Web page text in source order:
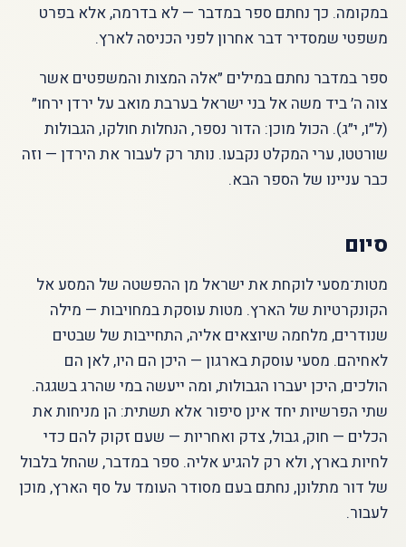
במקומה. כך נחתם ספר במדבר — לא בדרמה, אלא בפרט
משפטי שמסדיר דבר אחרון לפני הכניסה לארץ.
ספר במדבר נחתם במילים ״אלה המצות והמשפטים אשר
צוה ה׳ ביד משה אל בני ישראל בערבת מואב על ירדן ירחו״
(ל״ו, י״ג). הכול מוכן: הדור נספר, הנחלות חולקו, הגבולות
שורטטו, ערי המקלט נקבעו. נותר רק לעבור את הירדן — וזה
כבר עניינו של הספר הבא.
סיום
מטות־מסעי לוקחת את ישראל מן ההפשטה של המסע אל
הקונקרטיות של הארץ. מטות עוסקת במחויבות — מילה
שנודרים, מלחמה שיוצאים אליה, התחייבות של שבטים
לאחיהם. מסעי עוסקת בארגון — היכן הם היו, לאן הם
הולכים, היכן יעברו הגבולות, ומה ייעשה במי שהרג בשגגה.
שתי הפרשיות יחד אינן סיפור אלא תשתית: הן מניחות את
הכלים — חוק, גבול, צדק ואחריות — שעם זקוק להם כדי
לחיות בארץ, ולא רק להגיע אליה. ספר במדבר, שהחל בלבול
של דור מתלונן, נחתם בעם מסודר העומד על סף הארץ, מוכן
לעבור.